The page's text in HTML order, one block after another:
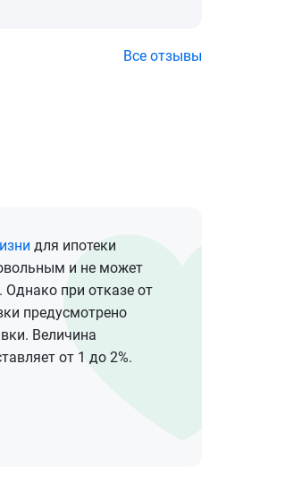
Все отзывы
для ипотеки
и не может
Однако при отказе от
предусмотрено
Величина
от 1 до 2%.